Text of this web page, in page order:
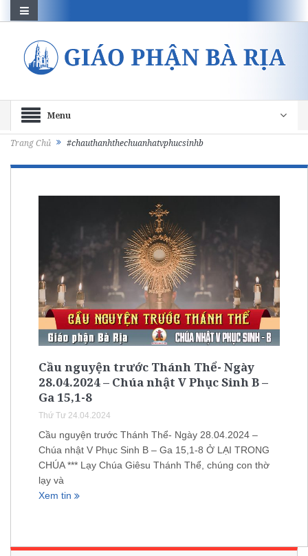
Menu
Trang Chủ #chauthanhthechuanhatvphucsinhb
Cầu nguyện trước Thánh Thể- Ngày
28.04.2024 – Chúa nhật V Phục Sinh B –
Ga 15,1-8
Thứ Tư 24.04.2024
Cầu nguyện trước Thánh Thể- Ngày 28.04.2024 –
Chúa nhật V Phục Sinh B – Ga 15,1-8 Ở LẠI TRONG
CHÚA *** Lạy Chúa Giêsu Thánh Thể, chúng con thờ
lạy và
Xem tin